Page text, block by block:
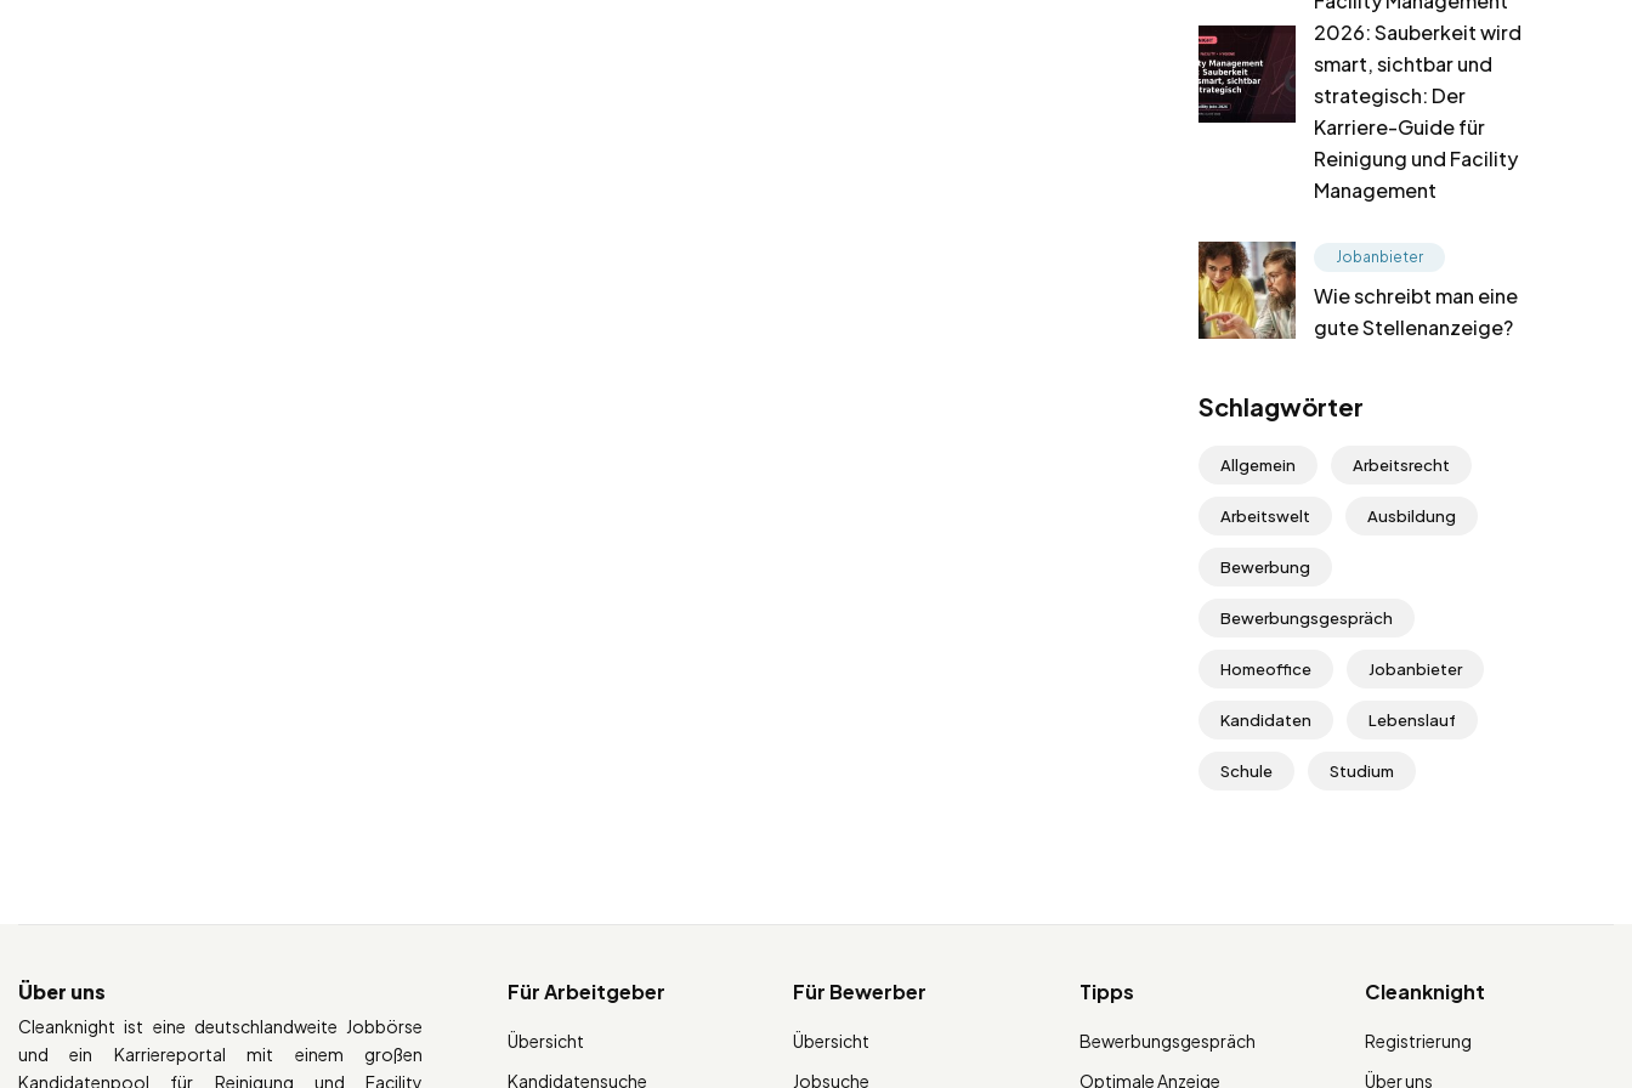
2026: Sauberkeit wird
smart, sichtbar und
strategisch: Der
Karriere-Guide für
Reinigung und Facility
Management
Jobanbieter
Wie schreibt man eine
gute Stellenanzeige?
Schlagwörter
Allgemein Arbeitsrecht
Arbeitswelt Ausbildung
Bewerbung
Bewerbungsgespräch
Homeoffice Jobanbieter
Kandidaten Lebenslauf
Schule Studium
Über uns
Cleanknight ist eine deutschlandweite Jobbörse
und ein Karriereportal mit einem großen
Kandidatenpool für Reinigung und Facility
Für Arbeitgeber
Übersicht
Kandidatensuche
Für Bewerber
Übersicht
Jobsuche
Tipps
Bewerbungsgespräch
Optimale Anzeige
Cleanknight
Registrierung
Über uns